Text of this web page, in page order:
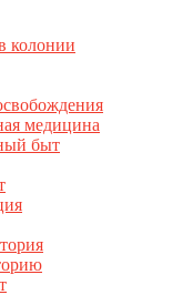
колонии
медицина
быт